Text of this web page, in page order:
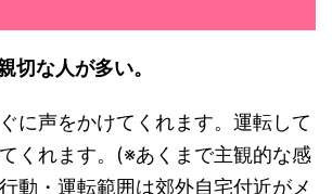
切な人が多い。
に声をかけてくれます。運転して
くれます。(※あくまで主観的な感
動・運転範囲は郊外自宅付近がメ